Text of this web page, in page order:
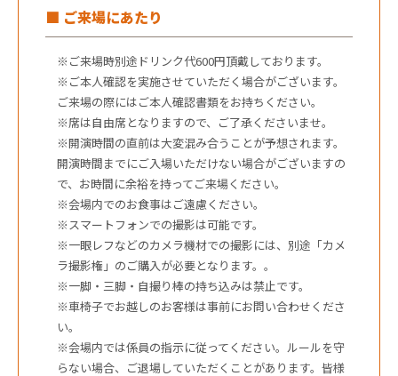
■ ご来場にあたり
※ご来場時別途ドリンク代600円頂戴しております。
※ご本人確認を実施させていただく場合がございます。
ご来場の際にはご本人確認書類をお持ちください。
※席は自由席となりますので、ご了承くださいませ。
※開演時間の直前は大変混み合うことが予想されます。
開演時間までにご入場いただけない場合がございますの
で、お時間に余裕を持ってご来場ください。
※会場内でのお食事はご遠慮ください。
※スマートフォンでの撮影は可能です。
※一眼レフなどのカメラ機材での撮影には、別途「カメ
ラ撮影権」のご購入が必要となります。。
※一脚・三脚・自撮り棒の持ち込みは禁止です。
※車椅子でお越しのお客様は事前にお問い合わせくださ
い。
※会場内では係員の指示に従ってください。ルールを守
らない場合、ご退場していただくことがあります。皆様